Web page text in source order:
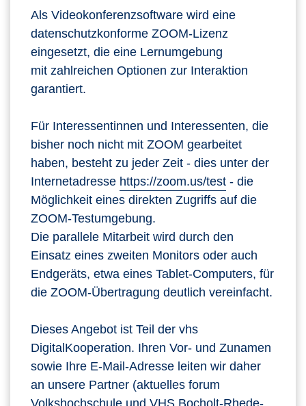
Als Videokonferenzsoftware wird eine
datenschutzkonforme ZOOM-Lizenz
eingesetzt, die eine Lernumgebung
mit zahlreichen Optionen zur Interaktion
garantiert.
Für Interessentinnen und Interessenten, die
bisher noch nicht mit ZOOM gearbeitet
haben, besteht zu jeder Zeit - dies unter der
Internetadresse https://zoom.us/test - die
Möglichkeit eines direkten Zugriffs auf die
ZOOM-Testumgebung.
Die parallele Mitarbeit wird durch den
Einsatz eines zweiten Monitors oder auch
Endgeräts, etwa eines Tablet-Computers, für
die ZOOM-Übertragung deutlich vereinfacht.
Dieses Angebot ist Teil der vhs
DigitalKooperation. Ihren Vor- und Zunamen
sowie Ihre E-Mail-Adresse leiten wir daher
an unsere Partner (aktuelles forum
Volkshochschule und VHS Bocholt-Rhede-